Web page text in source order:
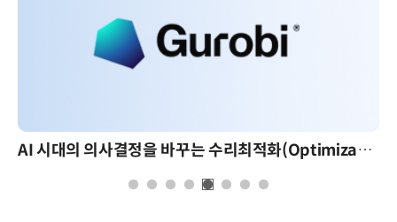
AI 시대의 의사결정을 바꾸는 수리최적화(Optimization): 실제 산업 적용 사례와 활용 전략